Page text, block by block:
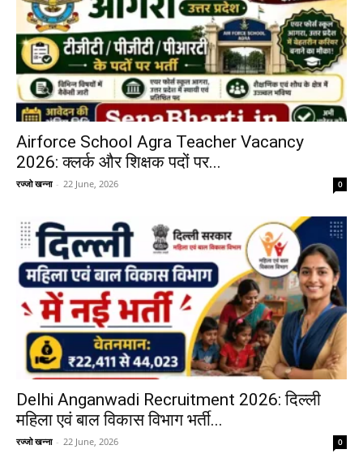
Airforce School Agra Teacher Vacancy
2026: क्लर्क और शिक्षक पदों पर...
रज्जो खन्ना - 22 June, 2026 0
Delhi Anganwadi Recruitment 2026: दिल्ली
महिला एवं बाल विकास विभाग भर्ती...
रज्जो खन्ना - 22 June, 2026 0